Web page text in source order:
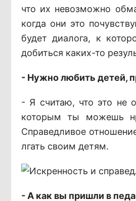
что их невозможно
когда они это
будет диалога, к
добиться каких-то
- Нужно любить детей,
- Я считаю, что это не
которым ты можешь
Справедливое
лгать своим детям.
- А как вы пришли в